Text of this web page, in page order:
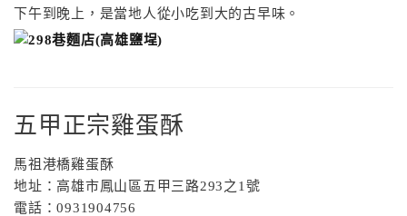
下午到晚上，是當地人從小吃到大的古早味。
五甲正宗雞蛋酥
馬祖港橋雞蛋酥
地址：高雄市鳳山區五甲三路293之 1 號
電話：0931904756